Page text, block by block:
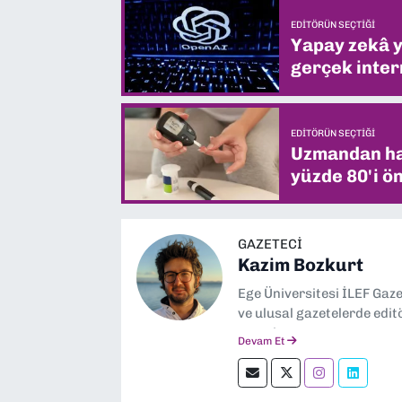
EDITÖRÜN SEÇTIĞI
Yapay zekâ
gerçek
EDITÖRÜN SEÇTIĞI
Uzmandan
yüzde 80'i
GAZETECI
Kazim Bozkurt
Ege Üniversitesi İLEF
ve ulusal gazetelerde
severim.
Devam Et